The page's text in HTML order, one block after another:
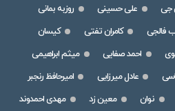
جی علی حسینی
روزبه بمانی
فالجی کامران تفتی
کیسان
احمد صفایی
میثم ابراهیمی
عادل میرزایی
امیرحافظ رنجبر
نوان معین زد مهدی احمدوند